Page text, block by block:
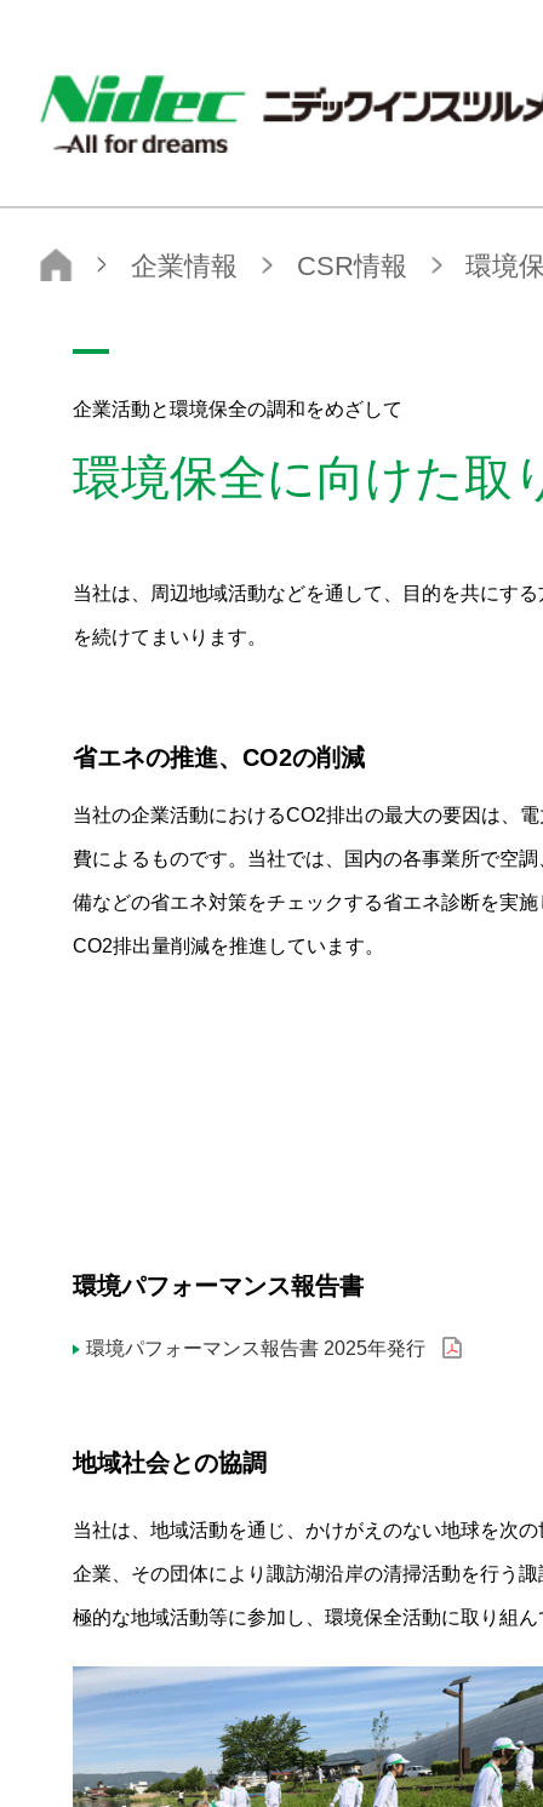
ニデックインスツルメンツ株式会社
ニデックインスツルメンツ株式会社
企業情報 CSR情報 環境保全に向けた取り組み
企業活動と環境保全の調和をめざして
環境保全に向けた取
当社は、周辺地域活動などを通して、目的を共にす
を続けてまいります。
省エネの推進、CO2の削減
当社の企業活動におけるCO2排出の最大の要因は、
費によるものです。当社では、国内の各事業所で空調
備などの省エネ対策をチェックする省エネ診断を実施
CO2排出量削減を推進しています。
環境パフォーマンス報告書
環境パフォーマンス報告書 2025年発行
地域社会との協調
当社は、地域活動を通じ、かけがえのない地球を次
企業、その団体により諏訪湖沿岸の清掃活動を行う
極的な地域活動等に参加し、環境保全活動に取り組
諏訪湖アダプトプログラム
CSR憲章と国連グローバル・コンパクト
製品・技術情報